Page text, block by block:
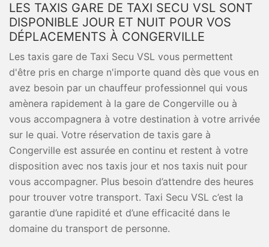
LES TAXIS GARE DE TAXI SECU VSL SONT
DISPONIBLE JOUR ET NUIT POUR VOS
DÉPLACEMENTS À CONGERVILLE
Les taxis gare de Taxi Secu VSL vous permettent
d'être pris en charge n'importe quand dès que vous en
avez besoin par un chauffeur professionnel qui vous
amènera rapidement à la gare de Congerville ou à
vous accompagnera à votre destination à votre arrivée
sur le quai. Votre réservation de taxis gare à
Congerville est assurée en continu et restent à votre
disposition avec nos taxis jour et nos taxis nuit pour
vous accompagner. Plus besoin d’attendre des heures
pour trouver votre transport. Taxi Secu VSL c’est la
garantie d’une rapidité et d’une efficacité dans le
domaine du transport de personne.